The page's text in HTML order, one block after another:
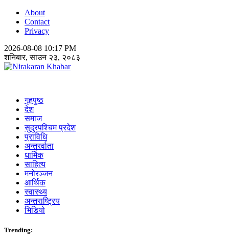
About
Contact
Privacy
2026-08-08 10:17 PM
शनिबार, साउन २३, २०८३
गृहपुष्ठ
देश
समाज
सुदुरपश्चिम प्रदेश
प्राविधि
अन्तरर्वाता
धार्मिक
साहित्य
मनोरञ्जन
आर्थिक
स्वास्थ्य
अन्तराष्ट्रिय
भिडियो
Trending: